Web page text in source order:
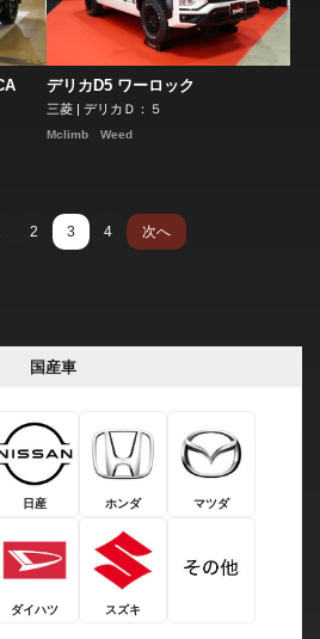
デリカD5 ワーロック
三菱 | デリカＤ：５
Mclimb Weed
2 3 4 次へ
国産車
日産 ホンダ マツダ
ダイハツ スズキ